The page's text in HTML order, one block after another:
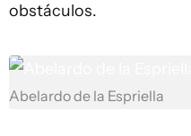
obstáculos.
Abelardo de la Espriella